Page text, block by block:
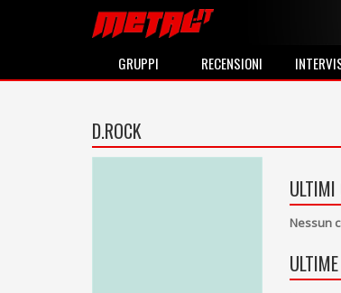
GRUPPI RECENSIONI
D.ROCK
ULTIMI
Nessun